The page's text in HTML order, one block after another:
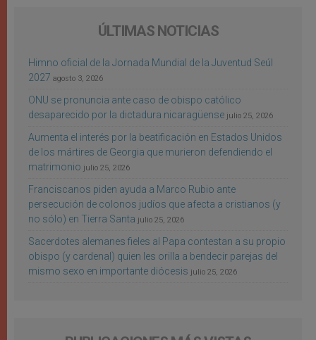
ÚLTIMAS NOTICIAS
Himno oficial de la Jornada Mundial de la Juventud Seúl
2027 agosto 3, 2026
ONU se pronuncia ante caso de obispo católico
desaparecido por la dictadura nicaragüense julio 25, 2026
Aumenta el interés por la beatificación en Estados Unidos
de los mártires de Georgia que murieron defendiendo el
matrimonio julio 25, 2026
Franciscanos piden ayuda a Marco Rubio ante
persecución de colonos judíos que afecta a cristianos (y
no sólo) en Tierra Santa julio 25, 2026
Sacerdotes alemanes fieles al Papa contestan a su propio
obispo (y cardenal) quien les orilla a bendecir parejas del
mismo sexo en importante diócesis julio 25, 2026